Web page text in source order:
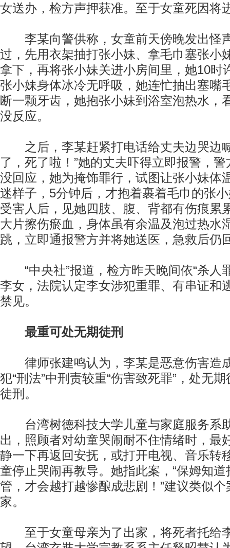
女送办，检方声押获准。至于女童死因将
李某向警供称，女童前天傍晚发出怪
过，先用衣架抽打张小妹、拿毛巾塞张小
拿下，再将张小妹关进小房间里，她10时
张小妹身体冰冷无呼吸，她连忙抽出塞嘴
断一颗牙齿，她抱张小妹到浴室泡热水，
没反应。
之后，李某赶紧打电话给丈夫边哭边
了，死了啦！”她的丈夫吓得立即报警，
没回应，她为掩饰罪行，试图让张小妹体
迷样子，5分钟后，才抱着裹着毛巾的张
受害人后，见她四肢、腹、背都有伤痕累
大片擦伤瘀血，身体虽有余温及泡过热水
跳，立即通报警方并将她送医，急救后仍
“中央社”报道，检方昨天晚间依“杀人
李女，法院认定李女涉犯重罪、有串证和
禁见。
最重可处无期徒刑
律师张建鸣认为，李某是恶意伤害造
犯“刑法”中刑责较重“伤害致死罪”，处无
徒刑。
台湾树德科技大学儿童与家庭服务系
出，照顾者对幼童哭闹耐不住情绪时，最
静一下再返回安抚，或打开电视、音乐转
童停止哭闹再教导。她指此案，“保姆知
管，才会越打越惨酿成悲剧！”建议类似
家。
至于女童母亲为了出家，将死者托给